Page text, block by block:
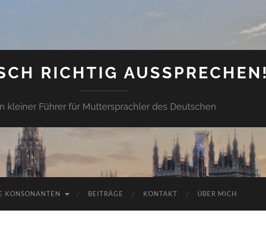
RICHTIG AUSSPRECHEN!
kleiner Führer für Muttersprachler des Deutschen
KONSONANTEN BEITRÄGE KONTAKT ÜBER MICH